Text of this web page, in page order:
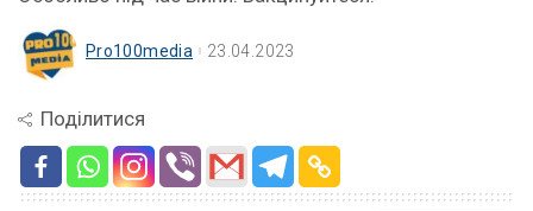
Pro100media 23.04.2023
Поділитися